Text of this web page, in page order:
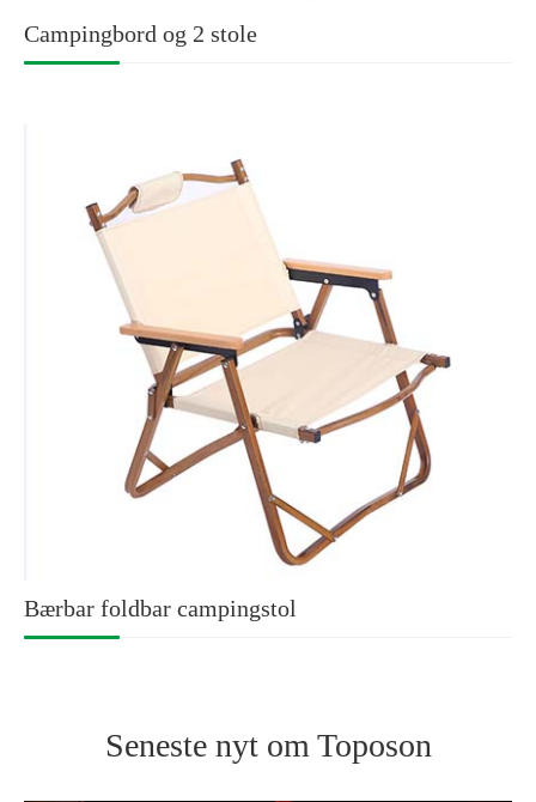
Campingbord og 2 stole
Bærbar foldbar campingstol
Seneste nyt om Toposon